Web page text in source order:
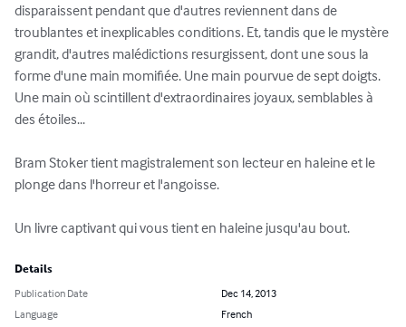
disparaissent pendant que d'autres reviennent dans de
troublantes et inexplicables conditions. Et, tandis que le mystère
grandit, d'autres malédictions resurgissent, dont une sous la
forme d'une main momifiée. Une main pourvue de sept doigts.
Une main où scintillent d'extraordinaires joyaux, semblables à
des étoiles...
Bram Stoker tient magistralement son lecteur en haleine et le
plonge dans l'horreur et l'angoisse.
Un livre captivant qui vous tient en haleine jusqu'au bout.
Details
Publication Date
Dec 14, 2013
Language
French